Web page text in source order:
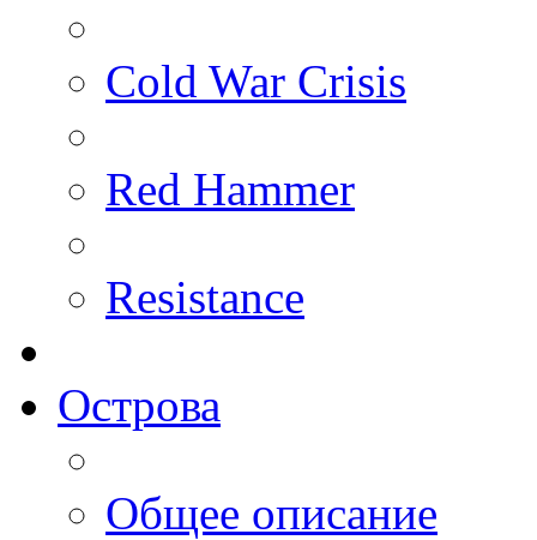
Cold War Crisis
Red Hammer
Resistance
Острова
Общее описание